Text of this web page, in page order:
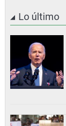
Lo último